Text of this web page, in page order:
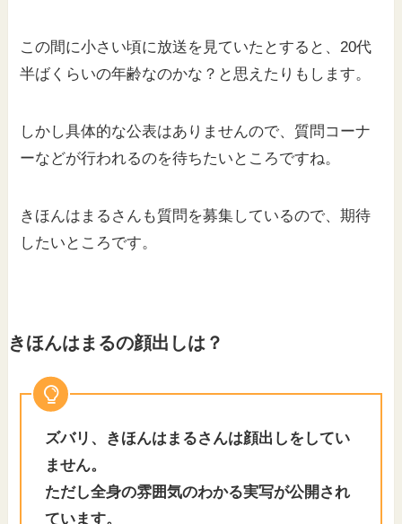
この間に小さい頃に放送を見ていたとすると、20代
半ばくらいの年齢なのかな？と思えたりもします。
しかし具体的な公表はありませんので、質問コーナ
ーなどが行われるのを待ちたいところですね。
きほんはまるさんも質問を募集しているので、期待
したいところです。
きほんはまるの顔出しは？
ズバリ、きほんはまるさんは顔出しをしてい
ません。
ただし全身の雰囲気のわかる実写が公開され
ています。